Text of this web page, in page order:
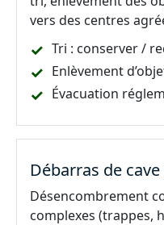
vers des centres
Tri : conserver /
Enlèvement
Évacuation
Débarras de
Désencombrement
complexes (trappes,